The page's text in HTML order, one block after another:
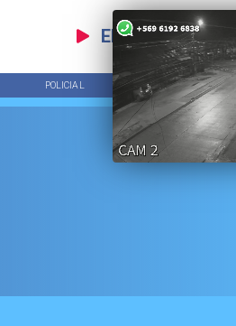
EN VIVO
POLICIAL TENDENCIAS